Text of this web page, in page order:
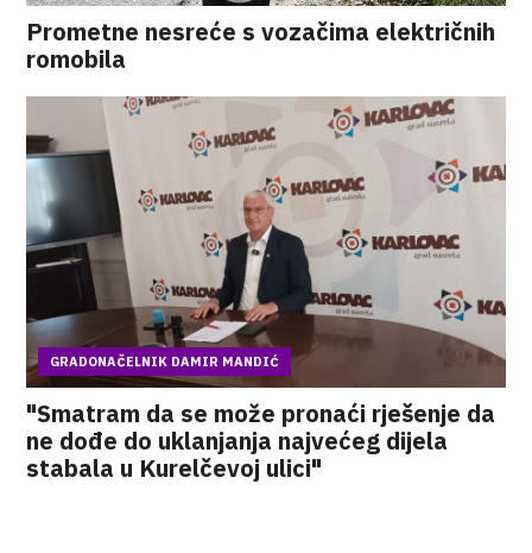
Prometne nesreće s vozačima električnih
romobila
GRADONAČELNIK DAMIR MANDIĆ
"Smatram da se može pronaći rješenje da
ne dođe do uklanjanja najvećeg dijela
stabala u Kurelčevoj ulici"